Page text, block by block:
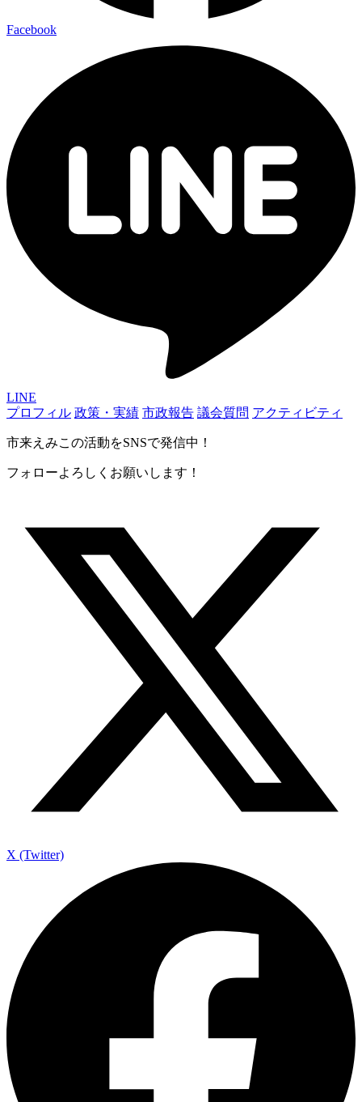
Facebook
LINE
プロフィル 政策・実績 市政報告 議会質問 アクティビティ
市来えみこの活動をSNSで発信中！
フォローよろしくお願いします！
X (Twitter)